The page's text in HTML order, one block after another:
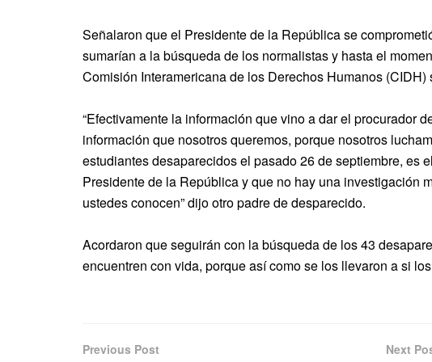
Señalaron que el Presidente de la República se
sumarían a la búsqueda de los normalistas y hasta el
Comisión Interamericana de los Derechos Humanos
“Efectivamente la información que vino a dar el procurador
información que nosotros queremos, porque nosotros
estudiantes desaparecidos el pasado 26 de septiembre, es
Presidente de la República y que no hay una investigación
ustedes conocen” dijo otro padre de desparecido.
Acordaron que seguirán con la búsqueda de los 43
encuentren con vida, porque así como se los llevaron a si
Previous Post Next